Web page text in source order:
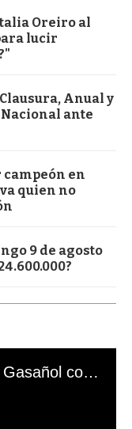
Oreiro al
lucir
Anual y
ante
en
quien no
9 de agosto
El mal momento de Yanina Gasañol con un hincha argentino en "Subrayado"